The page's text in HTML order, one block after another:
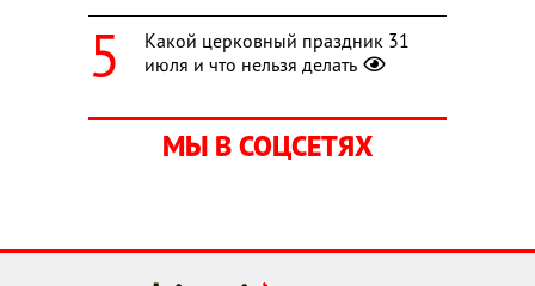
Какой церковный праздник 31
июля и что нельзя делать
МЫ В СОЦСЕТЯХ